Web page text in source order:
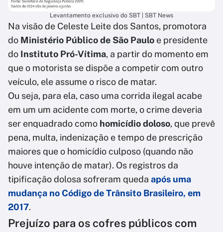
Levantamento exclusivo do SBT | SBT News
Na visão de Celeste Leite dos Santos, promotora
do Ministério Público de São Paulo e presidente
do Instituto Pró-Vítima, a partir do momento em
que o motorista se dispõe a competir com outro
veículo, ele assume o risco de matar.
Ou seja, para ela, caso uma corrida ilegal acabe
em um um acidente com morte, o crime deveria
ser enquadrado como homicídio doloso, que prevê
pena, multa, indenização e tempo de prescrição
maiores que o homicídio culposo (quando não
houve intenção de matar). Os registros da
tipificação dolosa sofreram queda após uma
mudança no Código de Trânsito Brasileiro, em
2017.
Prejuízo para os cofres públicos com